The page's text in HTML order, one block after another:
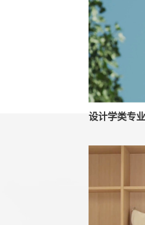
设计学类专